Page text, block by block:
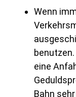
Wenn
eine
Bahn